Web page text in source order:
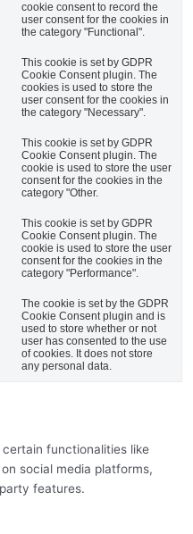
cookie consent to record the
user consent for the cookies in
the category "Functional".
This cookie is set by GDPR
Cookie Consent plugin. The
cookies is used to store the
user consent for the cookies in
the category "Necessary".
This cookie is set by GDPR
Cookie Consent plugin. The
cookie is used to store the user
consent for the cookies in the
category "Other.
This cookie is set by GDPR
Cookie Consent plugin. The
cookie is used to store the user
consent for the cookies in the
category "Performance".
The cookie is set by the GDPR
Cookie Consent plugin and is
used to store whether or not
user has consented to the use
of cookies. It does not store
any personal data.
functionalities like
social media platforms,
features.